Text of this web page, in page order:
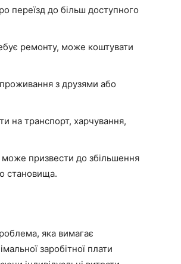
переїзд до більш доступного
ремонту, може коштувати
з друзями або
на транспорт, харчування,
може призвести до збільшення
становища.
яка вимагає
заробітної плати